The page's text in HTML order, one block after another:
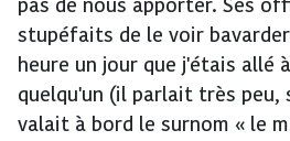
stupéfaits de le voir
heure un jour que j'étais allé
quelqu'un (il parlait très
valait à bord le surnom « le